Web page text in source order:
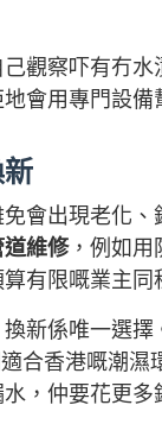
觀察吓有冇
會用專門設備
會出現老化
維修，例如用
有限嘅業主同
新係唯一選
合香港嘅潮
，仲要花更多